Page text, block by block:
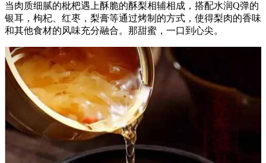
当肉质细腻的枇杷遇上酥脆的酥梨相辅相成，搭配水润Q弹的
银耳，枸杞、红枣，‌梨膏等通过烤制的方式，‌使得梨肉的香味
和其他食材的风味充分融合。那甜蜜，一口到心尖。